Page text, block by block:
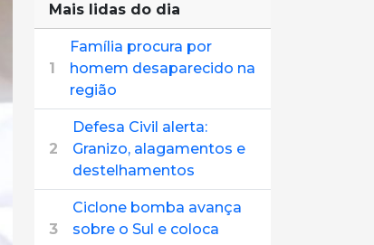
Mais lidas do dia
1
Família procura por
homem desaparecido na
região
2
Defesa Civil alerta:
Granizo, alagamentos e
destelhamentos
3
Ciclone bomba avança
sobre o Sul e coloca